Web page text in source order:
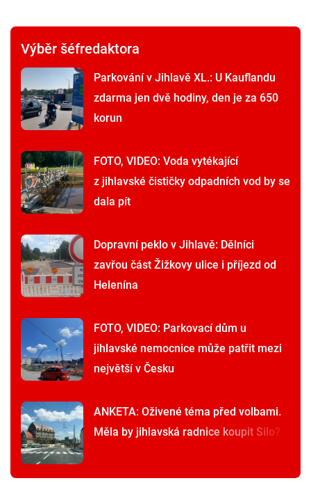
Výběr šéfredaktora
Parkování v Jihlavě XL.: U Kauflandu
zdarma jen dvě hodiny, den je za 650
korun
FOTO, VIDEO: Voda vytékající
z jihlavské čističky odpadních vod by se
dala pít
Dopravní peklo v Jihlavě: Dělníci
zavřou část Žižkovy ulice i příjezd od
Helenína
FOTO, VIDEO: Parkovací dům u
jihlavské nemocnice může patřit mezi
největší v Česku
ANKETA: Oživené téma před volbami.
Měla by jihlavská radnice koupit Silo?